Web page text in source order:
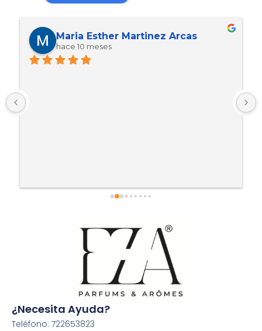
Maria Esther Martinez Arcas
hace 10 meses
¿Necesita Ayuda?
Teléfono: 722653823